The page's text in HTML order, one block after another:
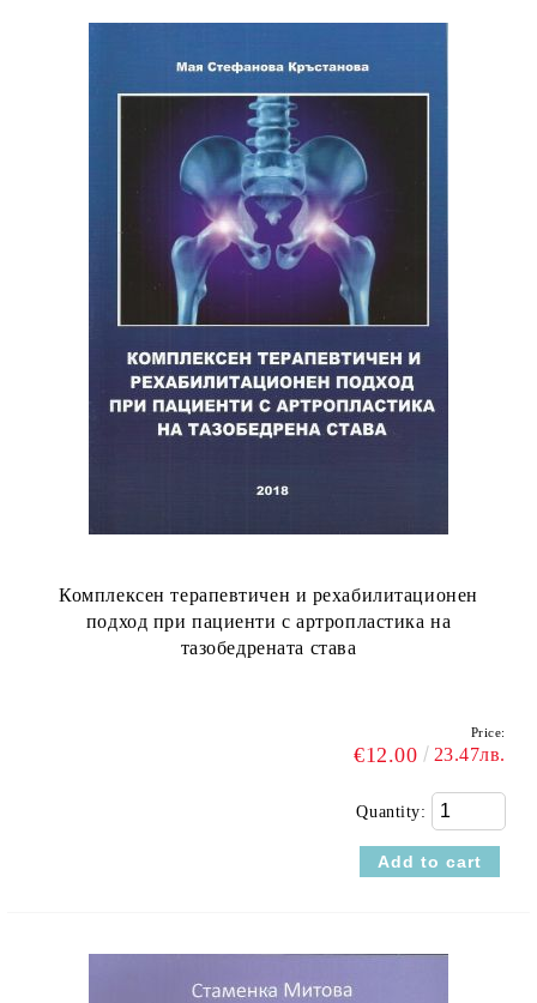
Комплексен терапевтичен и рехабилитационен
подход при пациенти с артропластика на
тазобедрената става
Price:
€12.00 23.47лв.
Quantity: